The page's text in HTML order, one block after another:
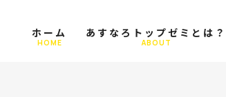
ホーム
HOME
あすなろトップゼミとは？
ABOUT